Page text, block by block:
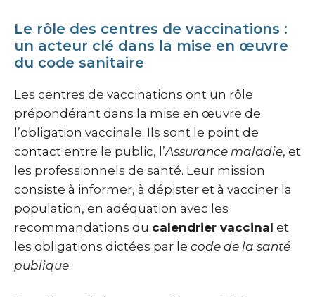
Le rôle des centres de vaccinations :
un acteur clé dans la mise en œuvre
du code sanitaire
Les centres de vaccinations ont un rôle
prépondérant dans la mise en œuvre de
l’obligation vaccinale. Ils sont le point de
contact entre le public, l’Assurance maladie, et
les professionnels de santé. Leur mission
consiste à informer, à dépister et à vacciner la
population, en adéquation avec les
recommandations du calendrier vaccinal et
les obligations dictées par le code de la santé
publique.